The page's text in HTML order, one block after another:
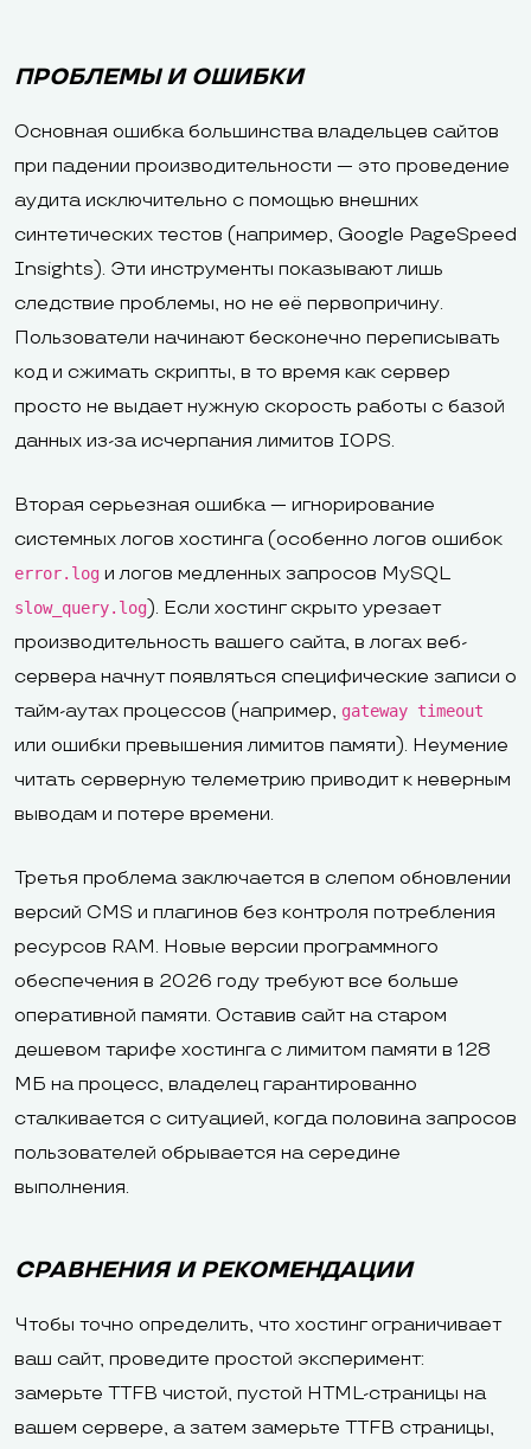
ПРОБЛЕМЫ И ОШИБКИ
Основная ошибка большинства владельцев сайтов
при падении производительности — это проведение
аудита исключительно с помощью внешних
синтетических тестов (например, Google PageSpeed
Insights). Эти инструменты показывают лишь
следствие проблемы, но не её первопричину.
Пользователи начинают бесконечно переписывать
код и сжимать скрипты, в то время как сервер
просто не выдает нужную скорость работы с базой
данных из-за исчерпания лимитов IOPS.
Вторая серьезная ошибка — игнорирование
системных логов хостинга (особенно логов ошибок
error.log и логов медленных запросов MySQL
slow_query.log). Если хостинг скрыто урезает
производительность вашего сайта, в логах веб-
сервера начнут появляться специфические записи о
тайм-аутах процессов (например, gateway timeout
или ошибки превышения лимитов памяти). Неумение
читать серверную телеметрию приводит к неверным
выводам и потере времени.
Третья проблема заключается в слепом обновлении
версий CMS и плагинов без контроля потребления
ресурсов RAM. Новые версии программного
обеспечения в 2026 году требуют все больше
оперативной памяти. Оставив сайт на старом
дешевом тарифе хостинга с лимитом памяти в 128
МБ на процесс, владелец гарантированно
сталкивается с ситуацией, когда половина запросов
пользователей обрывается на середине
выполнения.
СРАВНЕНИЯ И РЕКОМЕНДАЦИИ
Чтобы точно определить, что хостинг ограничивает
ваш сайт, проведите простой эксперимент:
замерьте TTFB чистой, пустой HTML-страницы на
вашем сервере, а затем замерьте TTFB страницы,